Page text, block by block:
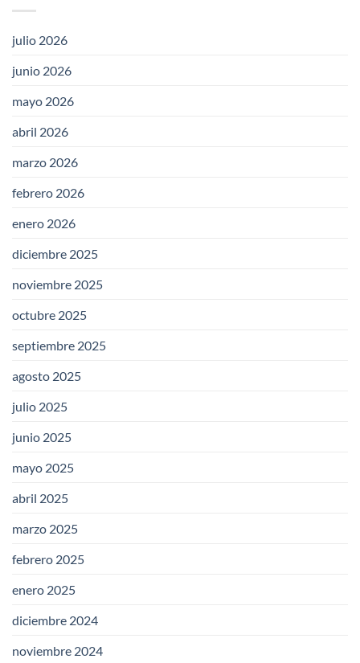
julio 2026
junio 2026
mayo 2026
abril 2026
marzo 2026
febrero 2026
enero 2026
diciembre 2025
noviembre 2025
octubre 2025
septiembre 2025
agosto 2025
julio 2025
junio 2025
mayo 2025
abril 2025
marzo 2025
febrero 2025
enero 2025
diciembre 2024
noviembre 2024